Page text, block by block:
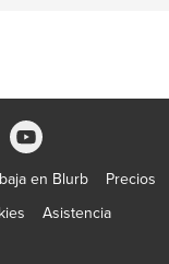
en Blurb
Precios
Asistencia